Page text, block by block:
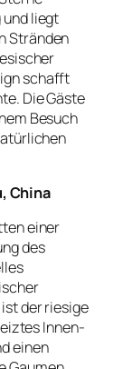
und liegt
Stränden
schafft
Die Gäste
Besuch
China
einer
des
der riesige
Innen-
einen